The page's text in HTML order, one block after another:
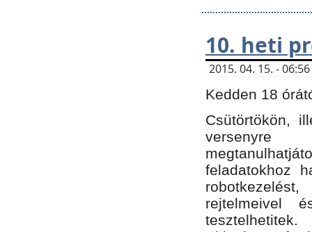
10. heti
2015. 04. 15. -
Kedden 18
Csütörtökön,
versenyre
feladatokhoz
rejtelmeivel
tesztelhetitek.